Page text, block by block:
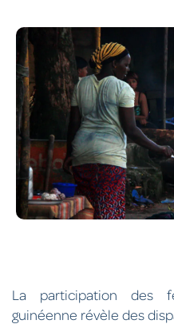
La participation des
guinéenne révèle des